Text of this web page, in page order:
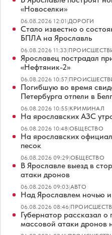
«Новоселки»
06.08.2026 12:01|ДОРОГИ
Стало известно о
БПЛА на Ярославль
06.08.2026 11:33|
Ярославец пострадал
«Нефтяник-2»
06.08.2026 10:57|
Погибшую во время
Петербурга отпели в
06.08.2026 10:55|КРИМИНАЛ
На ярославских АЗС
06.08.2026 10:48|ОБЩЕСТВО
На ярославских
песок
06.08.2026 09:29|ОБЩЕСТВО
В Ярославле выезд в
атаки дронов
06.08.2026 09:03|АВТО
Над Ярославлем ночью
06.08.2026 08:46|
Губернатор рассказал о
массовой атаки дронов